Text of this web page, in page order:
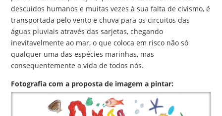
descuidos humanos e muitas vezes à sua falta de civismo, é
transportada pelo vento e chuva para os circuitos das
águas pluviais através das sarjetas, chegando
inevitavelmente ao mar, o que coloca em risco não só
qualquer uma das espécies marinhas, mas
consequentemente a vida de todos nós.
Fotografia com a proposta de imagem a pintar: